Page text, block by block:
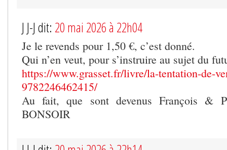
J J-J dit: 20 mai 2026 à 22h04
Je le revends pour 1,50 €, c’est donné.
Qui n’en veut, pour s’instruire au sujet du
https://www.grasset.fr/livre/la-tentation-de-
9782246462415/
Au fait, que sont devenus François &
BONSOIR